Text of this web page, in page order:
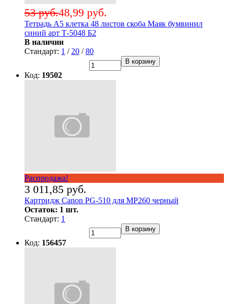
48,99 руб.
53 руб.
Тетрадь А5 клетка 48 листов скоба Маяк бумвинил
синий арт Т-5048 Б2
В наличии
Стандарт: 1 / 20 /80
В корзину
Код: 19502
Распродажа!
3 011,85 руб.
Картридж Canon PG-510 для MP260 черный
Остаток: 1 шт.
Стандарт: 1
В корзину
Код: 156457